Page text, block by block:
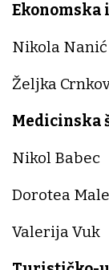
Ekonomska
Nikola Nanić
Željka
Medicinska
Nikol Babec
Dorotea
Valerija Vuk